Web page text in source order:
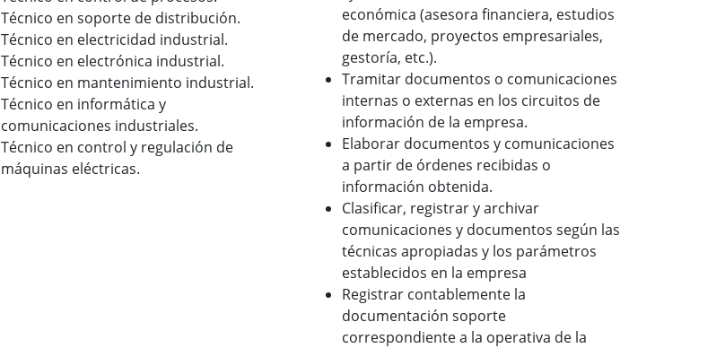
Técnico en soporte de distribución.
Técnico en electricidad industrial.
Técnico en electrónica industrial.
Técnico en mantenimiento industrial.
Técnico en informática y
comunicaciones industriales.
Técnico en control y regulación de
máquinas eléctricas.
económica (asesora financiera, estudios
de mercado, proyectos empresariales,
gestoría, etc.).
Tramitar documentos o comunicaciones
internas o externas en los circuitos de
información de la empresa.
Elaborar documentos y comunicaciones
a partir de órdenes recibidas o
información obtenida.
Clasificar, registrar y archivar
comunicaciones y documentos según las
técnicas apropiadas y los parámetros
establecidos en la empresa
Registrar contablemente la
documentación soporte
correspondiente a la operativa de la